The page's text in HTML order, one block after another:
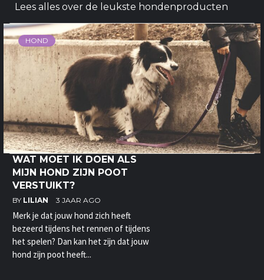
Lees alles over de leukste hondenproducten
HOND
WAT MOET IK DOEN ALS
MIJN HOND ZIJN POOT
VERSTUIKT?
BY LILIAN 3 JAAR AGO
Merk je dat jouw hond zich heeft
bezeerd tijdens het rennen of tijdens
het spelen? Dan kan het zijn dat jouw
hond zijn poot heeft...